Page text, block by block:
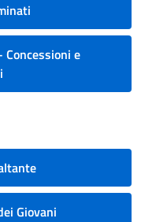
Concessioni e
Giovani